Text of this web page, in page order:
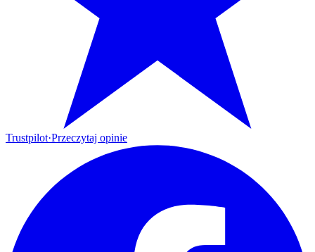
Trustpilot·Przeczytaj opinie